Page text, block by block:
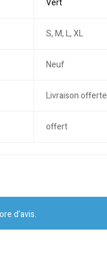
Vert
S, M, L, XL
Neuf
Livraison offerte
offert
d’avis.